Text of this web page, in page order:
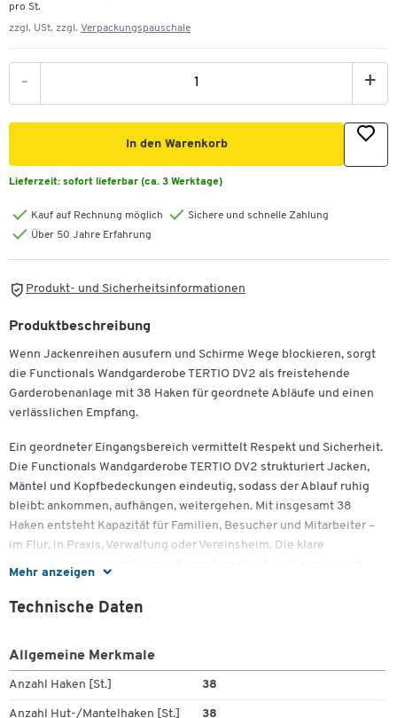
pro St.
zzgl. USt. zzgl. Verpackungspauschale
- +
In den Warenkorb
Lieferzeit: sofort lieferbar (ca. 3 Werktage)
Kauf auf Rechnung möglich
Sichere und schnelle Zahlung
Über 50 Jahre Erfahrung
Produkt- und Sicherheitsinformationen
Mehr anzeigen
Produktbeschreibung
Wenn Jackenreihen ausufern und Schirme Wege blockieren, sorgt
die Functionals Wandgarderobe TERTIO DV2 als freistehende
Garderobenanlage mit 38 Haken für geordnete Abläufe und einen
verlässlichen Empfang.
Ein geordneter Eingangsbereich vermittelt Respekt und Sicherheit.
Die Functionals Wandgarderobe TERTIO DV2 strukturiert Jacken,
Mäntel und Kopfbedeckungen eindeutig, sodass der Ablauf ruhig
bleibt: ankommen, aufhängen, weitergehen. Mit insgesamt 38
Haken entsteht Kapazität für Familien, Besucher und Mitarbeiter –
im Flur, in Praxis, Verwaltung oder Vereinsheim. Die klare
Hakenanordnung hält Garderobenreihen gleichmäßig, reduziert
auch zu Stoßzeiten.
eine wertige, sachliche Optik. Stützen und Längsstreben aus
epoxiertem Stahl arbeiten stabil mit; Kunststoffhaken schonen
Technische Daten
Allgemeine Merkmale
Anzahl Haken [St.] 38
Anzahl Hut-/Mantelhaken [St.] 38